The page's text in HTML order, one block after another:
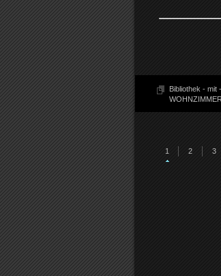
Bibliothek - mit
WOHNZIMMER
1 2 3